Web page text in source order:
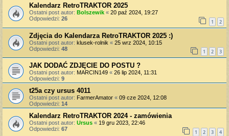
Kalendarz RetroTRAKTOR 2025
Ostatni post autor: Bolszewik « 20 paź 2024, 19:27
Odpowiedzi: 26 1 2
Zdjęcia do Kalendarza RetroTRAKTOR 2025 :)
Ostatni post autor: klusek-rolnik « 25 wrz 2024, 10:15
Odpowiedzi: 48 1 2 3
JAK DODAĆ ZDJĘCIE DO POSTU ?
Ostatni post autor: MARCIN149 « 26 lip 2024, 11:31
Odpowiedzi: 9
t25a czy ursus 4011
Ostatni post autor: FarmerAmator « 09 cze 2024, 12:08
Odpowiedzi: 14
Kalendarz RetroTRAKTOR 2024 - zamówienia
Ostatni post autor: Ursus « 19 gru 2023, 22:46
Odpowiedzi: 67 1 2 3 4